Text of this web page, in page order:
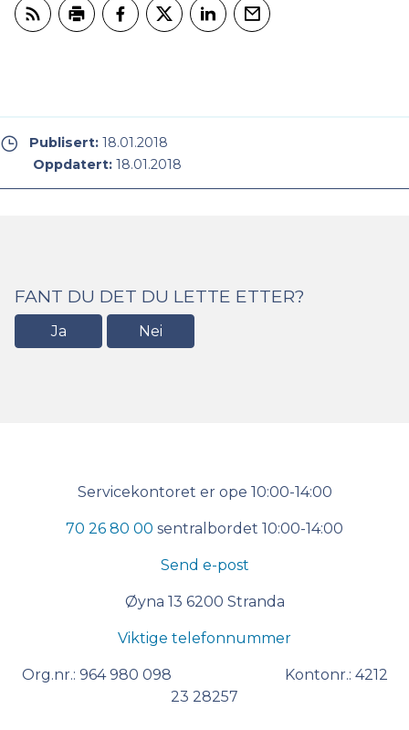
Publisert: 18.01.2018
Oppdatert: 18.01.2018
FANT DU DET DU LETTE ETTER?
Ja Nei
KontaktServicekontoret er ope 10:00-14:00
70 26 80 00 sentralbordet 10:00-14:00
Send e-post
Øyna 13 6200 Stranda
Viktige telefonnummer
Org.nr.: 964 980 098 Kontonr.: 4212
23 28257